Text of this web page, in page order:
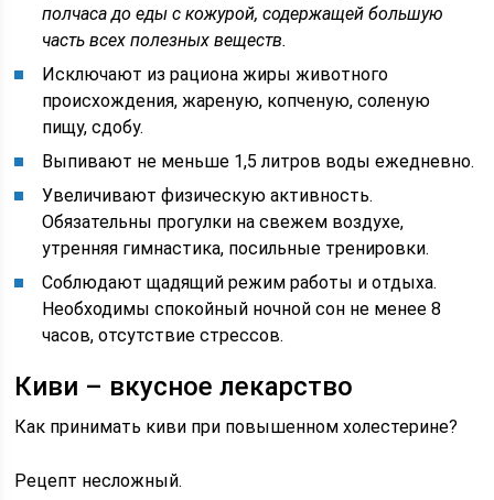
полчаса до еды с кожурой, содержащей большую
часть всех полезных веществ.
Исключают из рациона жиры животного
происхождения, жареную, копченую, соленую
пищу, сдобу.
Выпивают не меньше 1,5 литров воды ежедневно.
Увеличивают физическую активность.
Обязательны прогулки на свежем воздухе,
утренняя гимнастика, посильные тренировки.
Соблюдают щадящий режим работы и отдыха.
Необходимы спокойный ночной сон не менее 8
часов, отсутствие стрессов.
Киви – вкусное лекарство
Как принимать киви при повышенном холестерине?
Рецепт несложный.